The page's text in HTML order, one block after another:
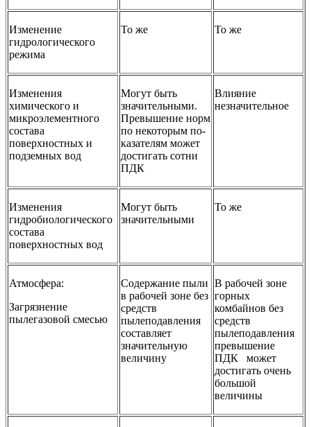
Изменение
гидрологи­ческого
режима
То же То же
Изменения
химического и
микроэлементного
состава
поверхностных и
подземных вод
Могут быть
значитель­ными.
Превышение норм
по некоторым по­
казателям может
дости­гать сотни
ПДК
Влияние
незначительное
Изменения
гидробиологического
состава
поверхностных вод
Могут быть
значительными
То же
Атмосфера:
Загрязнение
пылегазовой смесью
Содержание пыли
в ра­бочей зоне без
средств
пылеподавления
составляет
значительную
величину
В рабочей зоне
горных
комбайнов без
средств
пылеподавления
превы­шение
ПДК может
достигать очень
большой
величины